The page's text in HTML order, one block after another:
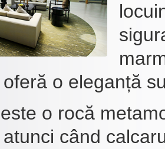
o eleganță
o rocă
când